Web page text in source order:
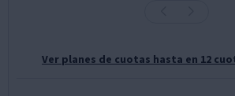
Ver planes de cuotas hasta en 12